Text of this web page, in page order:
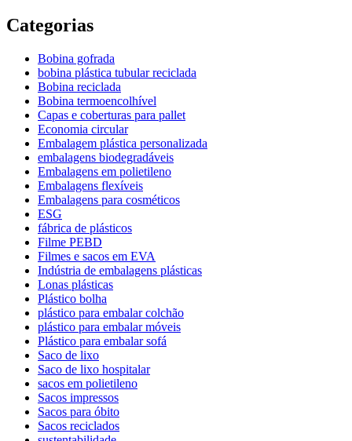
Categorias
Bobina gofrada
bobina plástica tubular reciclada
Bobina reciclada
Bobina termoencolhível
Capas e coberturas para pallet
Economia circular
Embalagem plástica personalizada
embalagens biodegradáveis
Embalagens em polietileno
Embalagens flexíveis
Embalagens para cosméticos
ESG
fábrica de plásticos
Filme PEBD
Filmes e sacos em EVA
Indústria de embalagens plásticas
Lonas plásticas
Plástico bolha
plástico para embalar colchão
plástico para embalar móveis
Plástico para embalar sofá
Saco de lixo
Saco de lixo hospitalar
sacos em polietileno
Sacos impressos
Sacos para óbito
Sacos reciclados